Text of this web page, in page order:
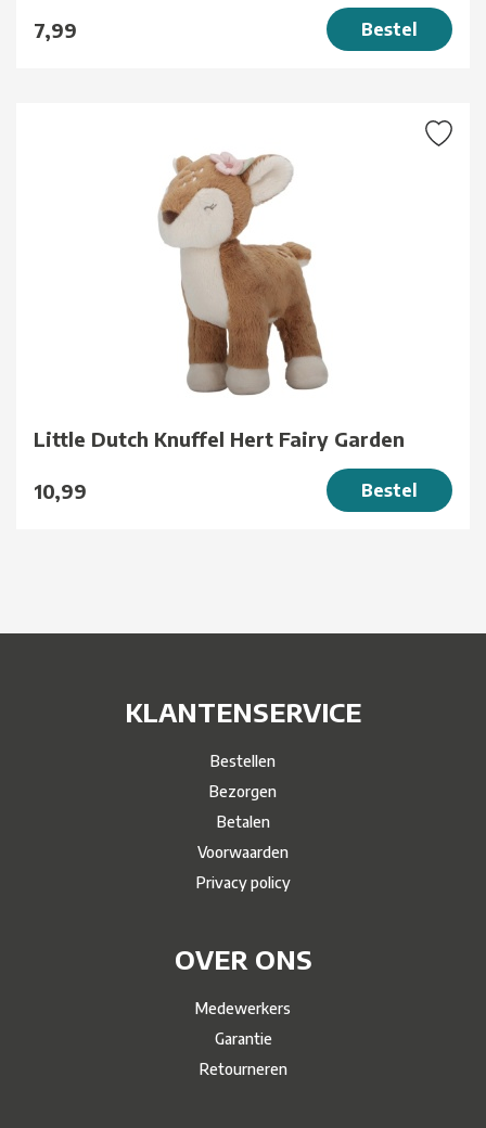
7,99 Bestel
Little Dutch Knuffel Hert Fairy Garden
10,99 Bestel
KLANTENSERVICE
Bestellen
Bezorgen
Betalen
Voorwaarden
Privacy policy
OVER ONS
Medewerkers
Garantie
Retourneren